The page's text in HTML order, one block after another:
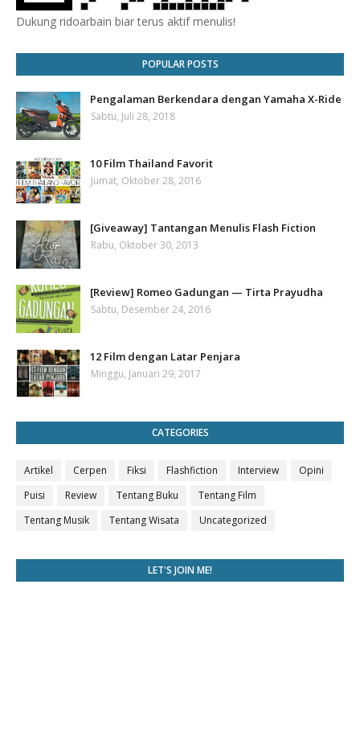
Dukung ridoarbain biar terus aktif menulis!
POPULAR POSTS
Pengalaman Berkendara dengan Yamaha X-Ride
Sabtu, Juli 28, 2018
10 Film Thailand Favorit
Jumat, Oktober 28, 2016
[Giveaway] Tantangan Menulis Flash Fiction
Rabu, Oktober 30, 2013
[Review] Romeo Gadungan — Tirta Prayudha
Sabtu, Desember 24, 2016
12 Film dengan Latar Penjara
Minggu, Januari 29, 2017
CATEGORIES
Artikel Cerpen Fiksi Flashfiction Interview
Opini
Puisi
Review Tentang Buku
Tentang Film
Tentang Musik
Tentang Wisata Uncategorized
LET'S JOIN ME!